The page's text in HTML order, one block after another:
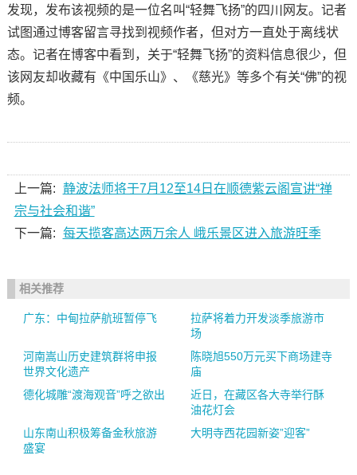
发现，发布该视频的是一位名叫“轻舞飞扬”的四川网友。记者
试图通过博客留言寻找到视频作者，但对方一直处于离线状
态。记者在博客中看到，关于“轻舞飞扬”的资料信息很少，但
该网友却收藏有《中国乐山》、《慈光》等多个有关“佛”的视
频。
上一篇: 静波法师将于7月12至14日在顺德紫云阁宣讲“禅
宗与社会和谐”
下一篇: 每天揽客高达两万余人 峨乐景区进入旅游旺季
相关推荐
广东：中甸拉萨航班暂停飞
拉萨将着力开发淡季旅游市
场
河南嵩山历史建筑群将申报
世界文化遗产
陈晓旭550万元买下商场建寺
庙
德化城雕“渡海观音”呼之欲出
近日，在藏区各大寺举行酥
油花灯会
山东南山积极筹备金秋旅游
盛宴
大明寺西花园新姿”迎客”